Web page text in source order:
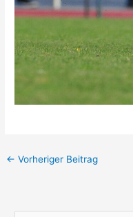
← Vorheriger Beitrag